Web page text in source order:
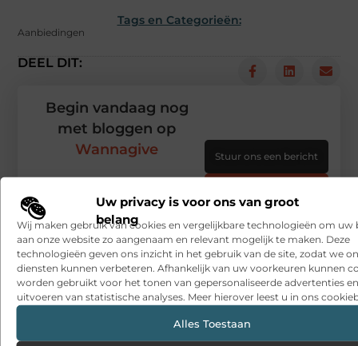
Uw privacy is voor ons van groot
belang
Wij maken gebruik van cookies en vergelijkbare technologieën om uw
aan onze website zo aangenaam en relevant mogelijk te maken. Deze
technologieën geven ons inzicht in het gebruik van de site, zodat we
diensten kunnen verbeteren. Afhankelijk van uw voorkeuren kunnen
worden gebruikt voor het tonen van gepersonaliseerde advertenties
uitvoeren van statistische analyses. Meer hierover leest u in ons
Alles Toestaan
Tags en Categorieën:
Aanbiedingen
DEEL DIT:
Begin vandaag nog
met bloggen op
Wannagive
Stuur ons een bericht